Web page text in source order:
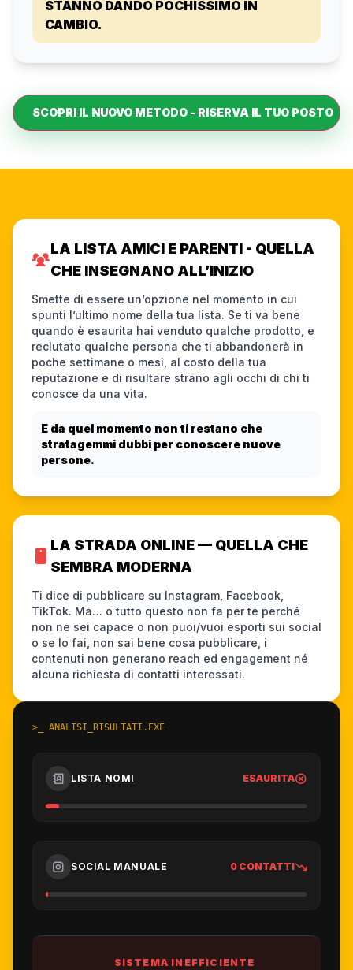
STANNO DANDO POCHISSIMO IN
CAMBIO.
SCOPRI IL NUOVO METODO - RISERVA IL TUO POSTO
LA LISTA AMICI E PARENTI - QUELLA
CHE INSEGNANO ALL’INIZIO
Smette di essere un’opzione nel momento in cui
spunti l’ultimo nome della tua lista. Se ti va bene
quando è esaurita hai venduto qualche prodotto, e
reclutato qualche persona che ti abbandonerà in
poche settimane o mesi, al costo della tua
reputazione e di risultare strano agli occhi di chi ti
conosce da una vita.
E da quel momento non ti restano che
stratagemmi dubbi per conoscere nuove
persone.
LA STRADA ONLINE — QUELLA CHE
SEMBRA MODERNA
Ti dice di pubblicare su Instagram, Facebook,
TikTok. Ma… o tutto questo non fa per te perché
non ne sei capace o non puoi/vuoi esporti sui social
o se lo fai, non sai bene cosa pubblicare, i
contenuti non generano reach ed engagement né
alcuna richiesta di contatti interessati.
>_ ANALISI_RISULTATI.EXE
LISTA NOMI ESAURITA
SOCIAL MANUALE 0 CONTATTI
SISTEMA INEFFICIENTE